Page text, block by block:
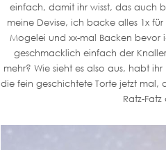
einfach, damit ihr wisst, das auch
meine Devise, ich backe alles 1x
Mogelei und xx-mal Backen bevor
geschmacklich einfach der
mehr? Wie sieht es also aus, habt
die fein geschichtete Torte jetzt
Ratz-